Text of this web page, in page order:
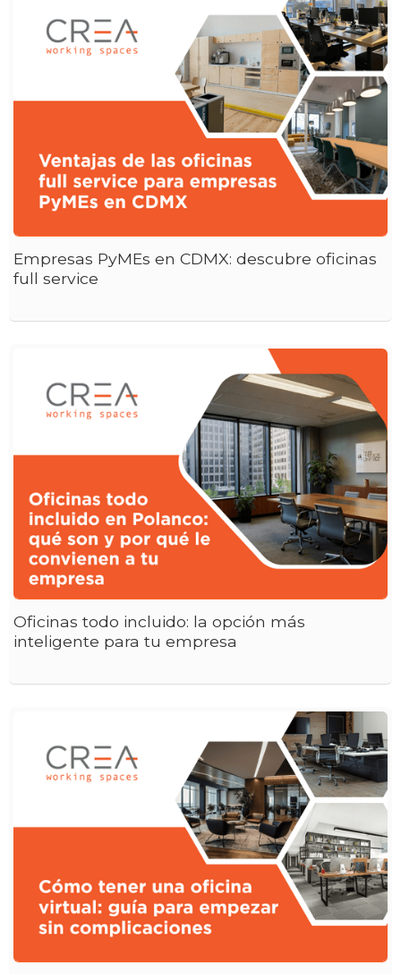
Empresas PyMEs en CDMX: descubre oficinas
full service
Oficinas todo incluido: la opción más
inteligente para tu empresa